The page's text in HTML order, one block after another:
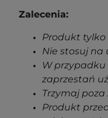
Zalecenia:
Produkt
Nie stosuj na
W przypadku
zaprzestań
Trzymaj poza
Produkt